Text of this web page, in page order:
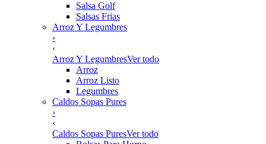
Salsa Golf
Salsas Frias
Arroz Y Legumbres
›
‹
Arroz Y LegumbresVer todo
Arroz
Arroz Listo
Legumbres
Caldos Sopas Pures
›
‹
Caldos Sopas PuresVer todo